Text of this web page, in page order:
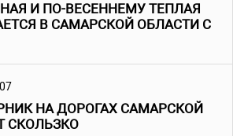
И ПО-ВЕСЕННЕМУ ТЕПЛАЯ
В САМАРСКОЙ ОБЛАСТИ С
НА ДОРОГАХ САМАРСКОЙ
СКОЛЬЗКО